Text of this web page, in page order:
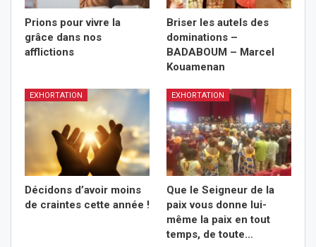
Prions pour vivre la
grâce dans nos
afflictions
Briser les autels des
dominations –
BADABOUM – Marcel
Kouamenan
EXHORTATION
Décidons d’avoir moins
de craintes cette année !
EXHORTATION
Que le Seigneur de la
paix vous donne lui-
même la paix en tout
temps, de toute…